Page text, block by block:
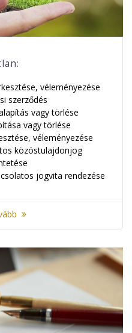
véleményezése
szerződés
vagy törlése
vagy törlése
véleményezése
közöstulajdonjog
jogvita rendezése